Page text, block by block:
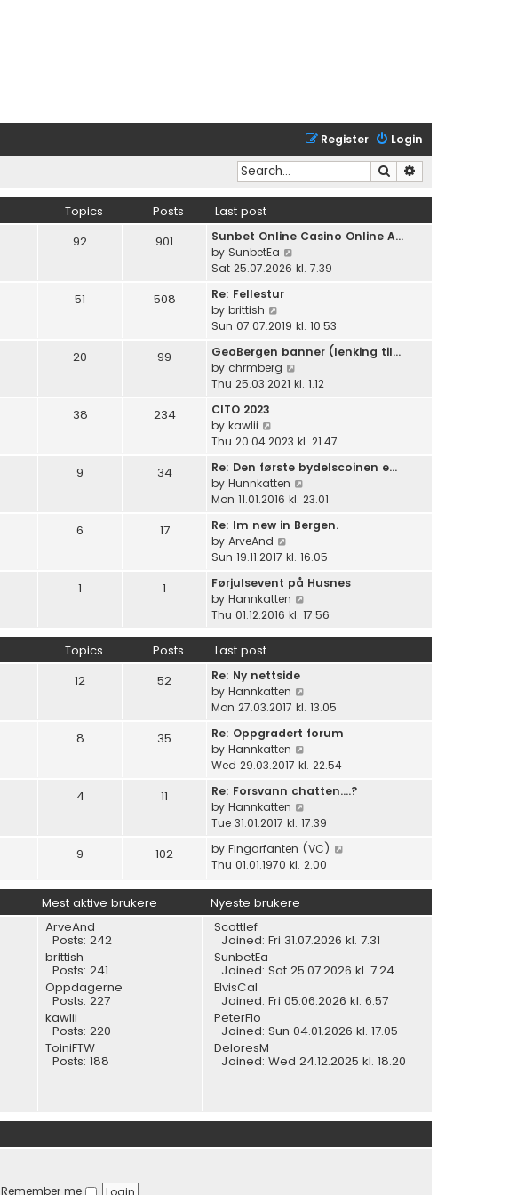
Login
Register
Search
Topics Posts Last post
92 901
Sunbet Online Casino Online A…
by SunbetEa
i
h
e
l
a
o
s
t
Sat 25.07.2026 kl. 7.39
51 508
Re: Fellestur
by brittish
i
w
t
h
a
e
s
t
p
o
s
t
Sun 07.07.2019 kl. 10.53
20 99
GeoBergen banner (lenking til…
by chrmberg
i
h
e
l
a
e
p
o
s
t
Thu 25.03.2021 kl. 1.12
38 234
CITO 2023
by kawlii
i
w
t
h
e
l
a
e
s
t
s
t
Thu 20.04.2023 kl. 21.47
9 34
Re: Den første bydelscoinen e…
by Hunnkatten
i
w
h
e
a
o
Mon 11.01.2016 kl. 23.01
6 17
Re: Im new in Bergen.
by ArveAnd
i
w
t
h
e
a
t
e
s
t
p
o
Sun 19.11.2017 kl. 16.05
1 1
Førjulsevent på Husnes
by Hannkatten
i
t
l
a
t
e
s
t
o
s
t
Thu 01.12.2016 kl. 17.56
Topics Posts Last post
12 52
Re: Ny nettside
by Hannkatten
w
h
e
a
e
s
o
t
Mon 27.03.2017 kl. 13.05
8 35
Re: Oppgradert forum
by Hannkatten
i
w
h
e
l
t
t
o
t
Wed 29.03.2017 kl. 22.54
4 11
Re: Forsvann chatten....?
by Hannkatten
i
e
w
t
h
l
a
e
t
o
t
Tue 31.01.2017 kl. 17.39
9 102 by Fingarfanten (VC)
t
e
a
e
s
t
p
Thu 01.01.1970 kl. 2.00
Mest aktive brukere Nyeste brukere
ArveAnd
Posts: 242
brittish
Posts: 241
Oppdagerne
Posts: 227
kawlii
Posts: 220
ToiniFTW
Posts: 188
Scottlef
Joined: Fri 31.07.2026 kl. 7.31
SunbetEa
Joined: Sat 25.07.2026 kl. 7.24
ElvisCal
Joined: Fri 05.06.2026 kl. 6.57
PeterFlo
Joined: Sun 04.01.2026 kl. 17.05
DeloresM
Joined: Wed 24.12.2025 kl. 18.20
Remember me